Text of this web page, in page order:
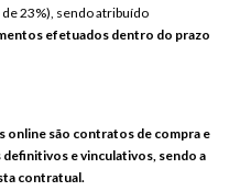
de 23%), sendo atribuído
efetuados dentro do prazo
online são contratos de compra e
e vinculativos, sendo a
contratual.